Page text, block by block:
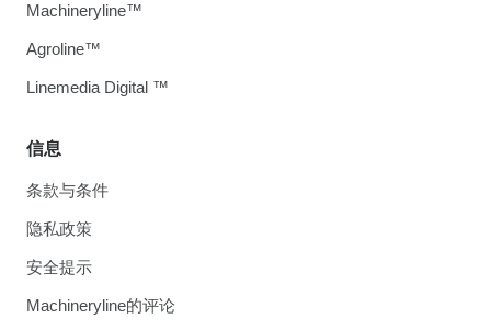
信息
条款与条件
隐私政策
安全提示
Machineryline的评论
Machineryline™
Agroline™
Linemedia Digital ™